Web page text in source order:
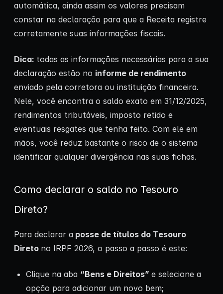
automática, ainda assim os valores precisam
constar na declaração para que a Receita registre
corretamente suas informações fiscais.
Dica: todas as informações necessárias para a sua
declaração estão no informe de rendimento
enviado pela corretora ou instituição financeira.
Nele, você encontra o saldo exato em 31/12/2025,
rendimentos tributáveis, imposto retido e
eventuais resgates que tenha feito. Com ele em
mãos, você reduz bastante o risco de o sistema
identificar qualquer divergência nas suas fichas.
Como declarar o saldo no Tesouro
Direto?
Para declarar a posse de títulos do Tesouro
Direto no IRPF 2026, o passo a passo é este:
Clique na aba “Bens e Direitos” e selecione a
opção para adicionar um novo bem;